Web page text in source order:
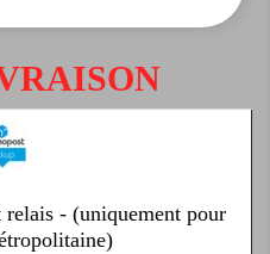
- (uniquement pour